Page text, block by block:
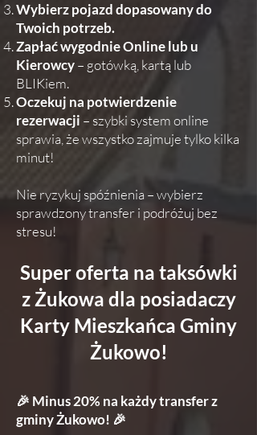
Wybierz pojazd dopasowany do
Twoich potrzeb.
Zapłać wygodnie Online lub u
Kierowcy– gotówką, kartą lub
BLIKiem.
Oczekuj na potwierdzenie
rezerwacji – szybki system online
sprawia, że wszystko zajmuje tylko kilka
minut!
Nie ryzykuj spóźnienia – wybierz
sprawdzony transfer i podróżuj bez
stresu!
Super oferta na taksówki
z Żukowa dla posiadaczy
Karty Mieszkańca Gminy
Żukowo!
🎉 Minus 20% na każdy transfer z
gminy Żukowo! 🎉